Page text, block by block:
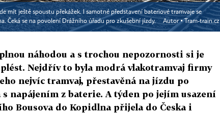
mít ještě spoustu překážek. I samotné představení bateriové tramvaje se
Čeká se na povolení Drážního úřadu pro zkušební jízdy.
Autor ▪Tram-train.cz
náhodou a s trochou nepozornosti si je
Nejdřív to byla modrá vlakotramvaj firmy
nejvíc tramvaj, přestavěná na jízdu po
napájením z baterie. A týden po jejím usazení
Bousova do Kopidlna přijela do Česka i